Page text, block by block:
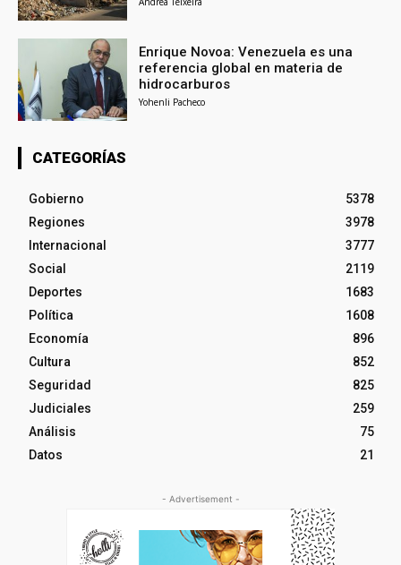
Enrique Novoa: Venezuela es una
referencia global en materia de
hidrocarburos
Yohenli Pacheco
CATEGORÍAS
Gobierno
5378
Regiones
3978
Internacional
3777
Social
2119
Deportes
1683
Política
1608
Economía
896
Cultura
852
Seguridad
825
Judiciales
259
Análisis
75
Datos
21
- Advertisement -